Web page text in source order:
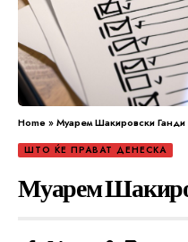
Home»Муарем Шакировски Ганди
ШТО ЌЕ ПРАВАТ ДЕНЕСКА
Муарем